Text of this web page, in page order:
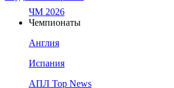
ЧМ 2026
Чемпионаты
Англия
Испания
АПЛ Top News